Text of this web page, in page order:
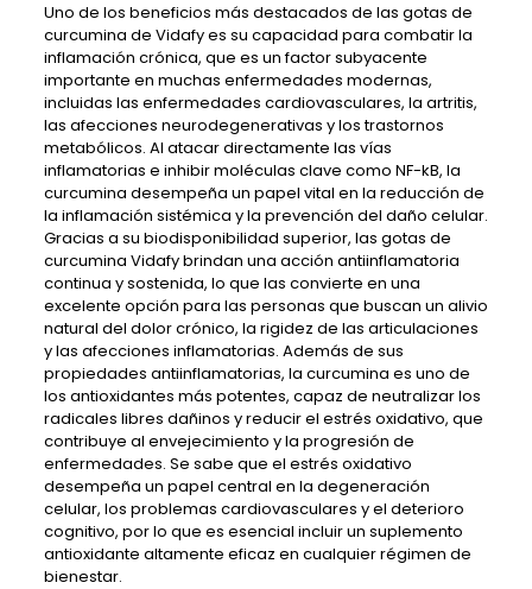
Uno de los beneficios más destacados de las gotas de
curcumina de Vidafy es su capacidad para combatir la
inflamación crónica, que es un factor subyacente
importante en muchas enfermedades modernas,
incluidas las enfermedades cardiovasculares, la artritis,
las afecciones neurodegenerativas y los trastornos
metabólicos. Al atacar directamente las vías
inflamatorias e inhibir moléculas clave como NF-kB, la
curcumina desempeña un papel vital en la reducción de
la inflamación sistémica y la prevención del daño celular.
Gracias a su biodisponibilidad superior, las gotas de
curcumina Vidafy brindan una acción antiinflamatoria
continua y sostenida, lo que las convierte en una
excelente opción para las personas que buscan un alivio
natural del dolor crónico, la rigidez de las articulaciones
y las afecciones inflamatorias. Además de sus
propiedades antiinflamatorias, la curcumina es uno de
los antioxidantes más potentes, capaz de neutralizar los
radicales libres dañinos y reducir el estrés oxidativo, que
contribuye al envejecimiento y la progresión de
enfermedades. Se sabe que el estrés oxidativo
desempeña un papel central en la degeneración
celular, los problemas cardiovasculares y el deterioro
cognitivo, por lo que es esencial incluir un suplemento
antioxidante altamente eficaz en cualquier régimen de
bienestar.